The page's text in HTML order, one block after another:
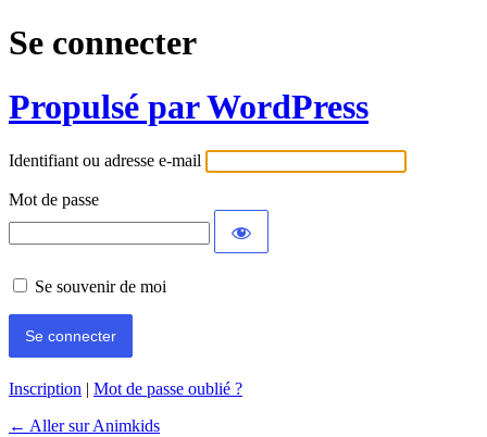
Se connecter
Propulsé par WordPress
Identifiant ou adresse e-mail
Mot de passe
Se souvenir de moi
Inscription | Mot de passe oublié ?
← Aller sur Animkids